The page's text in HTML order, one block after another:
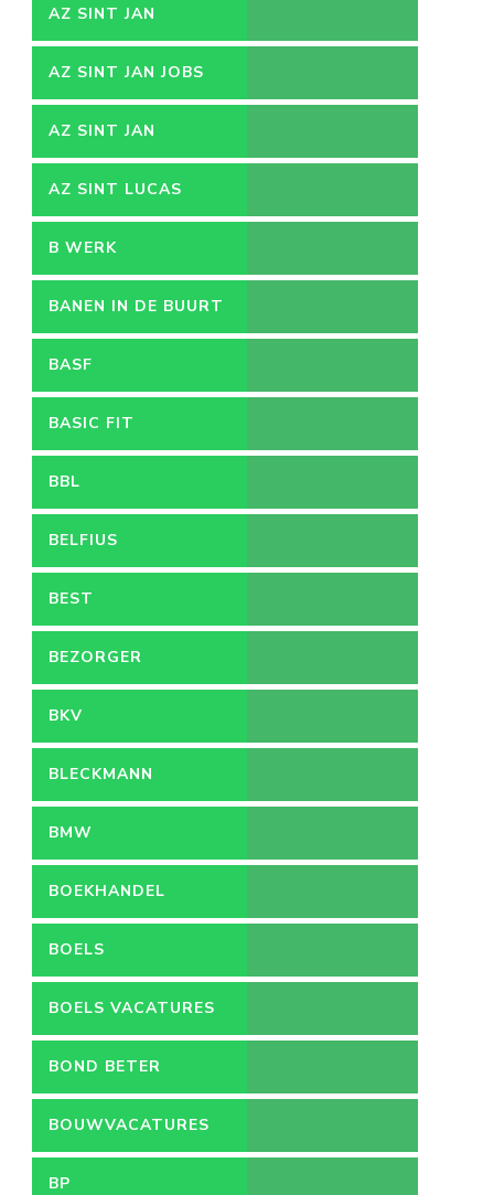
AZ SINT JAN
AZ SINT JAN JOBS
AZ SINT JAN
VACATURES
AZ SINT LUCAS
B WERK
BANEN IN DE BUURT
BASF
BASIC FIT
BBL
BELFIUS
BEST
BEZORGER
BKV
BLECKMANN
BMW
BOEKHANDEL
BOELS
BOELS VACATURES
BOND BETER
LEEFMILIEU
BOUWVACATURES
BP